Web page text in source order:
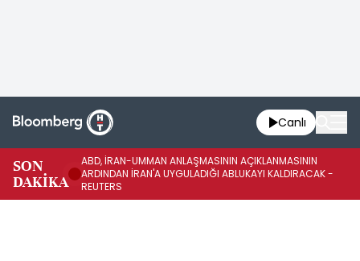
Canlı
SON
DAKİKA
ABD, İRAN-UMMAN ANLAŞMASININ AÇIKLANMASININ
ARDINDAN İRAN'A UYGULADIĞI ABLUKAYI KALDIRACAK -
REUTERS